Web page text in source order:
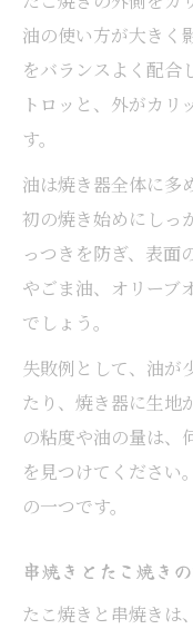
たこ焼き
満足
油の使い方が大きく
をバランスよく配合
トロッと、外がカリ
す。
油は焼き器全体に多
初の焼き始めにしっ
っつきを防ぎ、表面
やごま油、オリーブ
でしょう。
失敗例として、油が
たり、焼き器に生地
の粘度や油の量は、
を見つけてください
の一つです。
串焼きとたこ焼き
たこ焼きと串焼きは